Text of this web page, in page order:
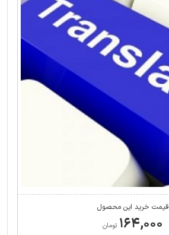
قیمت خرید این محصول
۱۶۴,۰۰۰ تومان